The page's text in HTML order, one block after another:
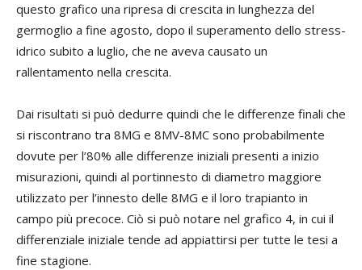
questo grafico una ripresa di crescita in lunghezza del
germoglio a fine agosto, dopo il superamento dello stress-
idrico subito a luglio, che ne aveva causato un
rallentamento nella crescita.
Dai risultati si può dedurre quindi che le differenze finali che
si riscontrano tra 8MG e 8MV-8MC sono probabilmente
dovute per l’80% alle differenze iniziali presenti a inizio
misurazioni, quindi al portinnesto di diametro maggiore
utilizzato per l’innesto delle 8MG e il loro trapianto in
campo più precoce. Ciò si può notare nel grafico 4, in cui il
differenziale iniziale tende ad appiattirsi per tutte le tesi a
fine stagione.